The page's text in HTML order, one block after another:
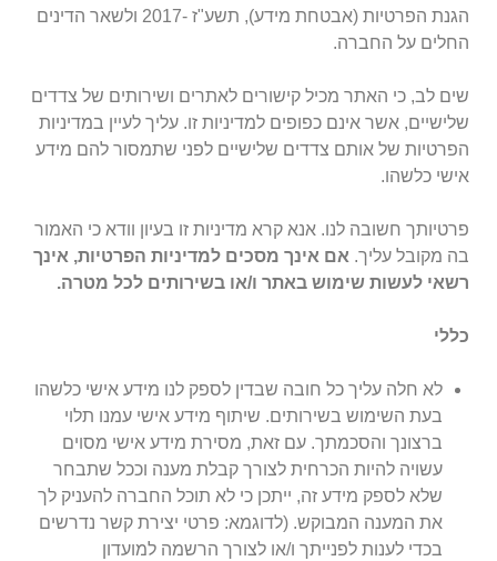
הגנת הפרטיות (אבטחת מידע), תשע"ז -2017
ולשאר הדינים
החלים על החברה.
שים לב, כי האתר מכיל קישורים לאתרים ושירותים של צדדים
שלישיים, אשר אינם כפופים למדיניות זו. עליך לעיין במדיניות
הפרטיות של אותם צדדים שלישיים לפני שתמסור להם מידע
אישי כלשהו.
פרטיותך חשובה לנו. אנא קרא מדיניות זו בעיון וודא כי האמור
בה מקובל עליך. אם אינך מסכים למדיניות הפרטיות, אינך
רשאי לעשות שימוש באתר ו/או בשירותים לכל מטרה.
כללי
לא חלה עליך כל חובה שבדין לספק לנו מידע אישי כלשהו
בעת השימוש בשירותים. שיתוף מידע אישי עמנו תלוי
ברצונך והסכמתך. עם זאת, מסירת מידע אישי מסוים
עשויה להיות הכרחית לצורך קבלת מענה וככל שתבחר
שלא לספק מידע זה, ייתכן כי לא תוכל החברה להעניק לך
את המענה המבוקש. (לדוגמא: פרטי יצירת קשר נדרשים
בכדי לענות לפנייתך ו/או לצורך הרשמה למועדון